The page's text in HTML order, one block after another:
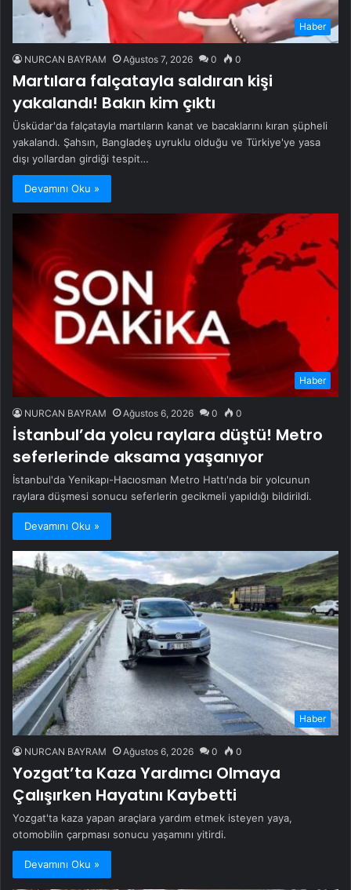
Haber
NURCAN BAYRAM Ağustos 7, 2026 0 0
Martılara falçatayla saldıran kişi
yakalandı! Bakın kim çıktı
Üsküdar'da falçatayla martıların kanat ve bacaklarını kıran şüpheli
yakalandı. Şahsın, Bangladeş uyruklu olduğu ve Türkiye'ye yasa
dışı yollardan girdiği tespit…
Devamını Oku »
Haber
NURCAN BAYRAM Ağustos 6, 2026 0 0
İstanbul’da yolcu raylara düştü! Metro
seferlerinde aksama yaşanıyor
İstanbul'da Yenikapı-Hacıosman Metro Hattı'nda bir yolcunun
raylara düşmesi sonucu seferlerin gecikmeli yapıldığı bildirildi.
Devamını Oku »
Haber
NURCAN BAYRAM Ağustos 6, 2026 0 0
Yozgat’ta Kaza Yardımcı Olmaya
Çalışırken Hayatını Kaybetti
Yozgat'ta kaza yapan araçlara yardım etmek isteyen yaya,
otomobilin çarpması sonucu yaşamını yitirdi.
Devamını Oku »